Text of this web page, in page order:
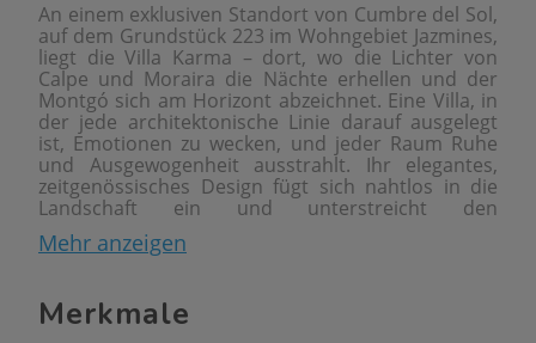
An einem exklusiven Standort von Cumbre del Sol,
auf dem Grundstück 223 im Wohngebiet Jazmines,
liegt die Villa Karma – dort, wo die Lichter von
Calpe und Moraira die Nächte erhellen und der
Montgó sich am Horizont abzeichnet. Eine Villa, in
der jede architektonische Linie darauf ausgelegt
ist, Emotionen zu wecken, und jeder Raum Ruhe
und Ausgewogenheit ausstrahlt. Ihr elegantes,
zeitgenössisches Design fügt sich nahtlos in die
Landschaft ein und unterstreicht den
unverstellten Blick auf die Landschaft, der immer
präsent ist. Die Villa erstreckt sich über drei
einzigartige Wohnbereiche entstehen. Im
Mehr anzeigen
Merkmale